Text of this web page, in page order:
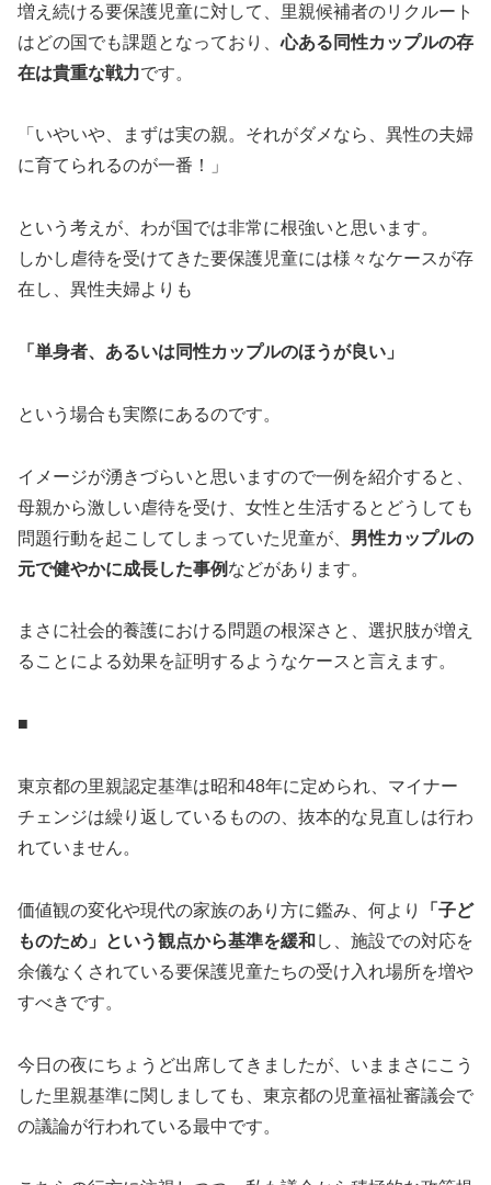
増え続ける要保護児童に対して、里親候補者のリクルート
はどの国でも課題となっており、心ある同性カップルの存
在は貴重な戦力です。
「いやいや、まずは実の親。それがダメなら、異性の夫婦
に育てられるのが一番！」
という考えが、わが国では非常に根強いと思います。
しかし虐待を受けてきた要保護児童には様々なケースが存
在し、異性夫婦よりも
「単身者、あるいは同性カップルのほうが良い」
という場合も実際にあるのです。
イメージが湧きづらいと思いますので一例を紹介すると、
母親から激しい虐待を受け、女性と生活するとどうしても
問題行動を起こしてしまっていた児童が、 男性カップルの
元で健やかに成長した事例 などがあります。
まさに社会的養護における問題の根深さと、選択肢が増え
ることによる効果を証明するようなケースと言えます。
■
東京都の里親認定基準は昭和48年に定められ、マイナー
チェンジは繰り返しているものの、抜本的な見直しは行わ
れていません。
価値観の変化や現代の家族のあり方に鑑み、何より
「子ど
ものため」という観点から基準を緩和 し、施設での対応を
余儀なくされている要保護児童たちの受け入れ場所を増や
すべきです。
今日の夜にちょうど出席してきましたが、いままさにこう
した里親基準に関しましても、東京都の児童福祉審議会で
の議論が行われている最中です。